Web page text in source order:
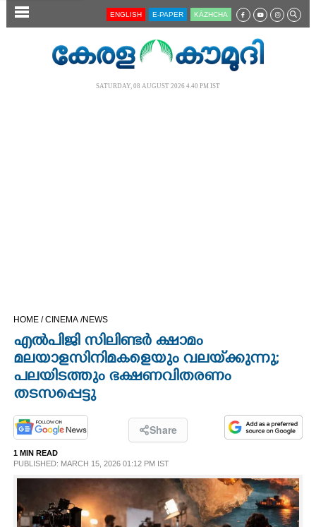
SECTIONS
OPINION
LIFESTYLE
ENGLISH E-PAPER KĀZHCHA
SATURDAY, 08 AUGUST 2026 4.40 PM IST
HOME /CINEMA /NEWS
എൽപിജി സിലിണ്ടർ ക്ഷാമം
മലയാളസിനിമകളെയും വലയ്‌ക്കുന്നു;
പലയിടത്തും ഭക്ഷണവിതരണം
തടസപ്പെട്ടു
Share
1 MIN READ
PUBLISHED: MARCH 15, 2026 01:12 PM IST